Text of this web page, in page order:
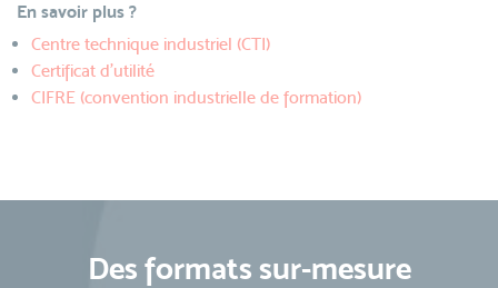
En savoir plus ?
Centre technique industriel (CTI)
Certificat d'utilité
CIFRE (convention industrielle de formation)
Des formats sur-mesure